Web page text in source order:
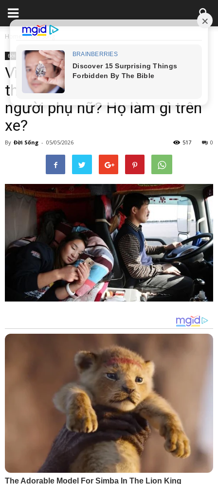
Home Đời Sống
Đời Sống
Vì sao tài xế xe tải đường dài
thường thích mang theo một
người phụ nữ? Họ làm gì trên
xe?
By Đời Sống - 05/05/2026 0
517